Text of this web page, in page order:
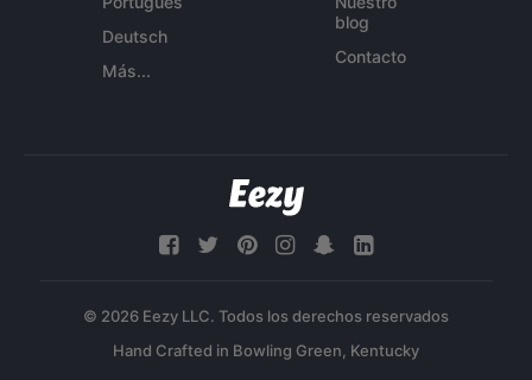
Deutsch
Más...
blog
Contacto
© 2026 Eezy LLC. Todos los derechos reservados